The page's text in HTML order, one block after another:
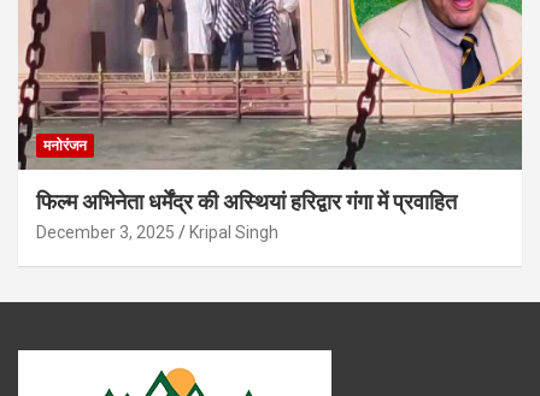
मनोरंजन
फिल्म अभिनेता धर्मेंद्र की अस्थियां हरिद्वार गंगा में प्रवाहित
December 3, 2025 Kripal Singh